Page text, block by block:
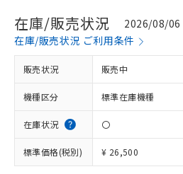
在庫/販売状況
2026/08/06
在庫/販売状況 ご利用条件
販売状況 販売中
機種区分 標準在庫機種
在庫状況 〇
標準価格(税別) ¥ 26,500